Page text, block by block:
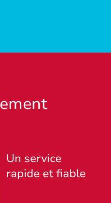
Un service
rapide et fiable